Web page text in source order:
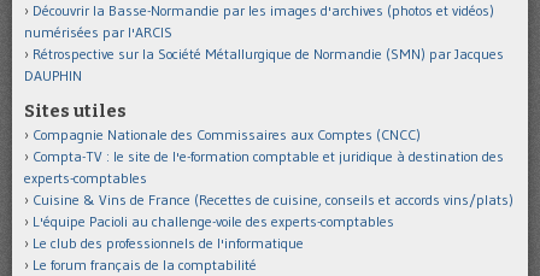
Découvrir la Basse-Normandie par les images d'archives (photos et vidéos)
numérisées par l'ARCIS
Rétrospective sur la Société Métallurgique de Normandie (SMN) par Jacques
DAUPHIN
Sites utiles
Compagnie Nationale des Commissaires aux Comptes (CNCC)
Compta-TV : le site de l'e-formation comptable et juridique à destination des
experts-comptables
Cuisine & Vins de France (Recettes de cuisine, conseils et accords vins/plats)
L'équipe Pacioli au challenge-voile des experts-comptables
Le club des professionnels de l'informatique
Le forum français de la comptabilité